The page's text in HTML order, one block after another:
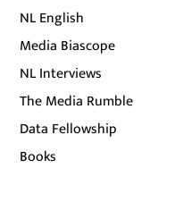
NL English
Media Biascope
NL Interviews
The Media Rumble
Data Fellowship
Books